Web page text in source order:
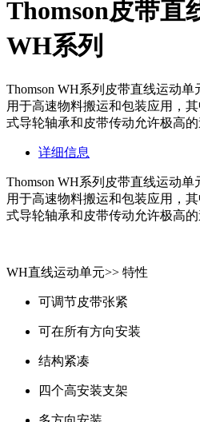
Thomson皮带直
WH系列
Thomson WH系列皮带直线运动
用于高速物料搬运和包装应用，
式导轮轴承和皮带传动允许极高的
详细信息
Thomson WH系列皮带直线运动
用于高速物料搬运和包装应用，
式导轮轴承和皮带传动允许极高的
WH直线运动单元>> 特性
可调节皮带张紧
可在所有方向安装
结构紧凑
四个高安装支架